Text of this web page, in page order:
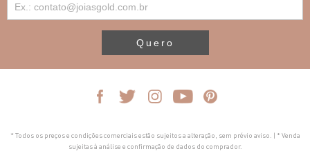
Quero
* Todos os preços e condições comerciais estão sujeitos a alteração, sem prévio aviso. | * Venda
sujeitas à análise e confirmação de dados do comprador.